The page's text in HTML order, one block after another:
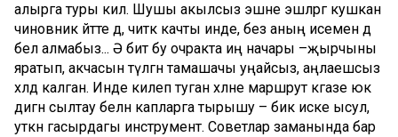
алырга туры килә. Шушы акылсыз эшне эшләргә кушкан
чиновник әйтте дә, читкә качты инде, без аның исемен дә
белә алмабыз... Ә бит бу очракта иң начары –җырчыны
яратып, акчасын түләгән тамашачы уңайсыз, аңлаешсыз
хәлдә калган. Инде килеп туган хәлне маршрут кәгазе юк
дигән сылтау белән капларга тырышу – бик иске ысул,
уткән гасырдагы инструмент. Советлар заманында бар